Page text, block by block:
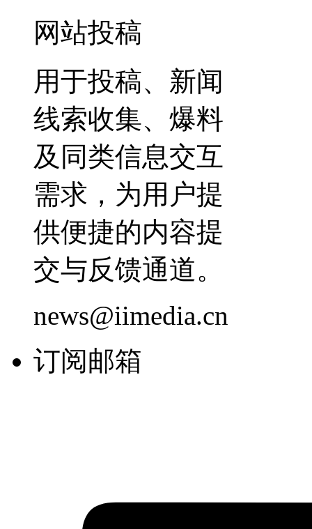
网站投稿
用于投稿、新闻
线索收集、爆料
及同类信息交互
需求，为用户提
供便捷的内容提
交与反馈通道。
news@iimedia.cn
订阅邮箱